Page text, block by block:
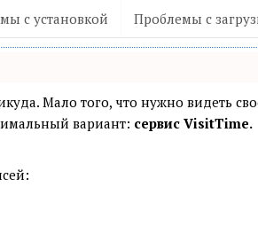
с установкой Проблемы с
Мало того, что нужно видеть
вариант: сервис VisitTime.